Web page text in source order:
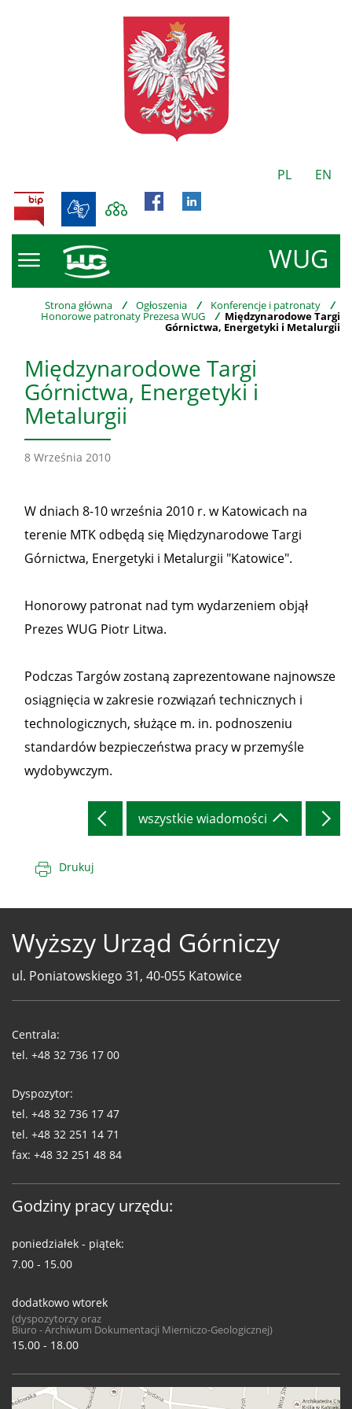
PL EN
WUG
BIP
Strona główna / Ogłoszenia / Konferencje i patronaty /
Honorowe patronaty Prezesa WUG / Międzynarodowe Targi
Górnictwa, Energetyki i Metalurgii
Międzynarodowe Targi
Górnictwa, Energetyki i
Metalurgii
8 Września 2010
W dniach 8-10 września 2010 r. w Katowicach na
terenie MTK odbędą się Międzynarodowe Targi
Górnictwa, Energetyki i Metalurgii "Katowice".
Honorowy patronat nad tym wydarzeniem objął
Prezes WUG Piotr Litwa.
Podczas Targów zostaną zaprezentowane najnowsze
osiągnięcia w zakresie rozwiązań technicznych i
technologicznych, służące m. in. podnoszeniu
standardów bezpieczeństwa pracy w przemyśle
wydobywczym.
wszystkie wiadomości
Drukuj
Wyższy Urząd Górniczy
ul. Poniatowskiego 31, 40-055 Katowice
WUG
Centrala:
tel. +48 32 736 17 00
Dyspozytor:
tel. +48 32 736 17 47
tel. +48 32 251 14 71
fax: +48 32 251 48 84
Godziny pracy urzędu:
poniedziałek - piątek:
7.00 - 15.00
dodatkowo wtorek
(dyspozytorzy oraz
Biuro - Archiwum Dokumentacji Mierniczo-Geologicznej)
15.00 - 18.00